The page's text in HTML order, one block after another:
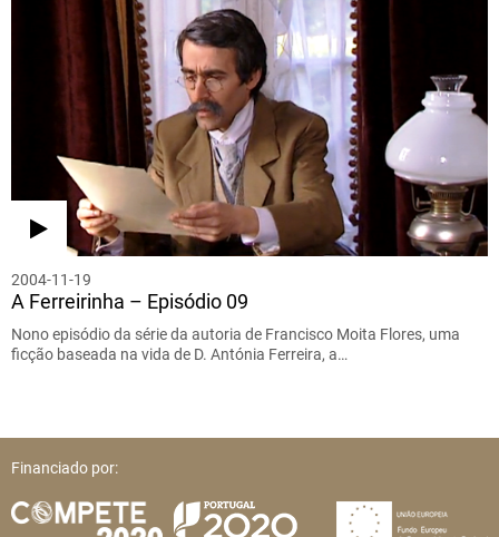
2004-11-19
A Ferreirinha – Episódio 09
Nono episódio da série da autoria de Francisco Moita Flores, uma
ficção baseada na vida de D. Antónia Ferreira, a…
Financiado por: